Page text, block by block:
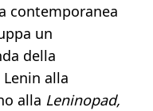
contemporanea
un
della
alla
alla Leninopad,